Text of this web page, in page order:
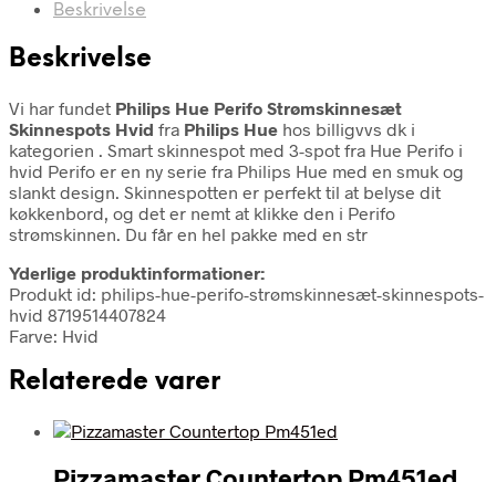
Beskrivelse
Beskrivelse
Vi har fundet Philips Hue Perifo Strømskinnesæt
Skinnespots Hvid fra Philips Hue hos billigvvs dk i
kategorien . Smart skinnespot med 3-spot fra Hue Perifo i
hvid Perifo er en ny serie fra Philips Hue med en smuk og
slankt design. Skinnespotten er perfekt til at belyse dit
køkkenbord, og det er nemt at klikke den i Perifo
strømskinnen. Du får en hel pakke med en str
Yderlige produktinformationer:
Produkt id: philips-hue-perifo-strømskinnesæt-skinnespots-
hvid 8719514407824
Farve: Hvid
Relaterede varer